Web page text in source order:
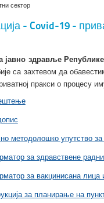
сектор
- Covid-19 -
јавно здравље
са захтевом да
пракси о процесу
методолошко упутство за
за здравствене
за вакцинисана
за планирање на